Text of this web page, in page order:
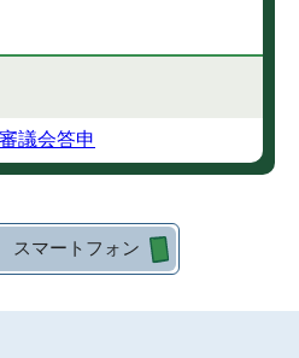
議会答申
スマートフォン